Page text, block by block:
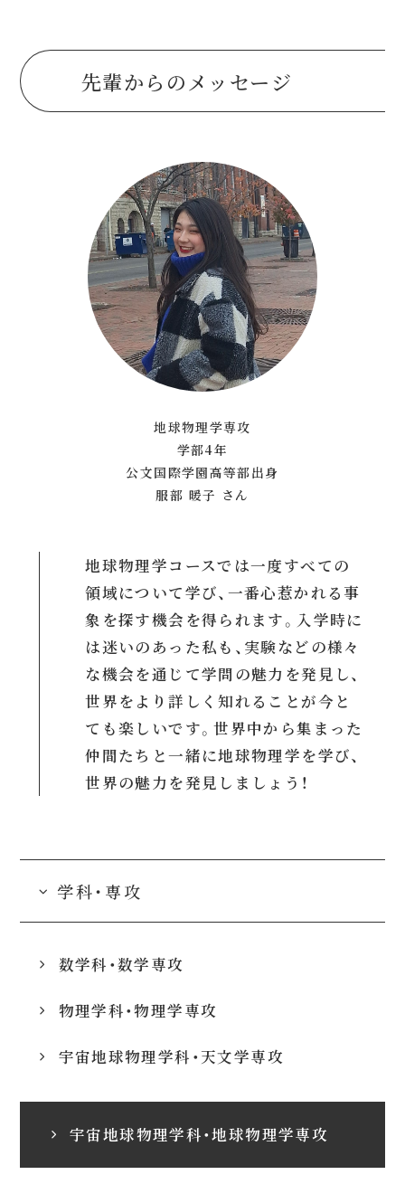
先輩からのメッセージ
地球物理学コースでは一度すべての
領域について学び、一番心惹かれる事
象を探す機会を得られます。入学時に
は迷いのあった私も、実験などの様々
な機会を通じて学問の魅力を発見し、
世界をより詳しく知れることが今と
ても楽しいです。世界中から集まった
仲間たちと一緒に地球物理学を学び、
世界の魅力を発見しましょう！
地球物理学専攻
学部4年
公文国際学園高等部出身
服部 暖子 さん
学科・専攻
数学科・数学専攻
物理学科・物理学専攻
宇宙地球物理学科・天文学専攻
宇宙地球物理学科・地球物理学専攻